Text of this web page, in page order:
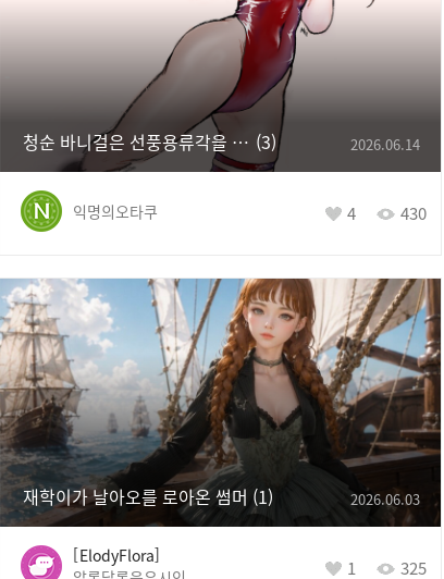
청순 바니걸은 선풍용류각을 날린다 3
익명의오타쿠 4 430
2026.06.14
재학이가 날아오를 로아온 썸머 1
ElodyFlora
1 325
2026.06.03